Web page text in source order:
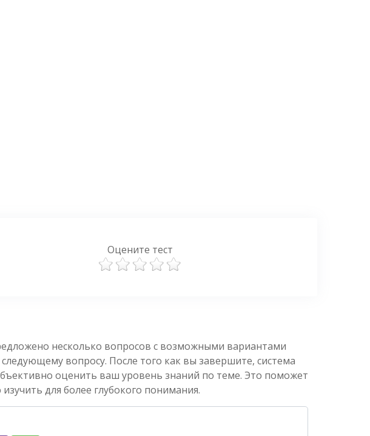
Оцените тест
несколько вопросов с возможными вариантами
вопросу. После того как вы завершите, система
оценить ваш уровень знаний по теме. Это поможет
для более глубокого понимания.